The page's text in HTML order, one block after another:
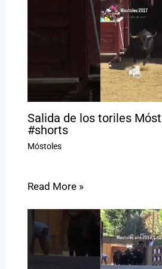
Salida de los toriles
#shorts
Móstoles
Read More »